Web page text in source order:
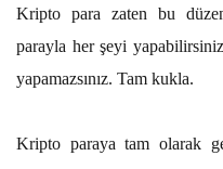
Kripto para zaten bu
parayla her şeyi
yapamazsınız. Tam kukla.
Kripto paraya tam olarak